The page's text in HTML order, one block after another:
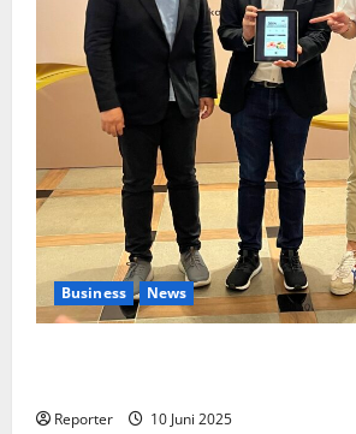
Business News
Reporter 10 Juni 2025